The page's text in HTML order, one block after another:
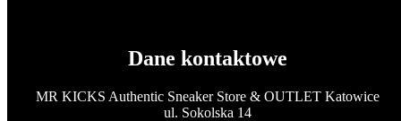
Dane kontaktowe
MR KICKS Authentic Sneaker Store & OUTLET Katowice
ul. Sokolska 14